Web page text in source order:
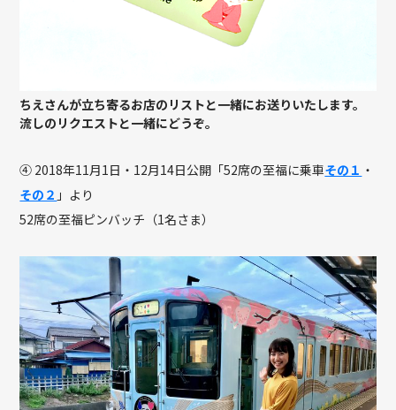
ちえさんが立ち寄るお店のリストと一緒にお送りいたします。
流しのリクエストと一緒にどうぞ。
④ 2018年11月1日・12月14日公開「52席の至福に乗車その１ ・
その２ 」より
52席の至福ピンバッチ（1名さま）